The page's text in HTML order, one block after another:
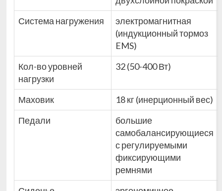
Система нагружения
электромагнитная
(индукционный тормоз
EMS)
Кол-во уровней
нагрузки
32 (50-400 Вт)
Маховик
18 кг (инерционный вес)
Педали
большие
самобалансирующиеся
с регулируемыми
фиксирующими
ремнями